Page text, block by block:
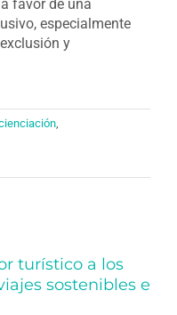
favor de una
especialmente
y
turístico a los
sostenibles e